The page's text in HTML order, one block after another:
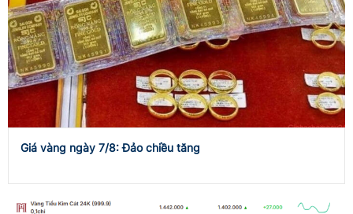
Giá vàng ngày 7/8: Đảo chiều tăng